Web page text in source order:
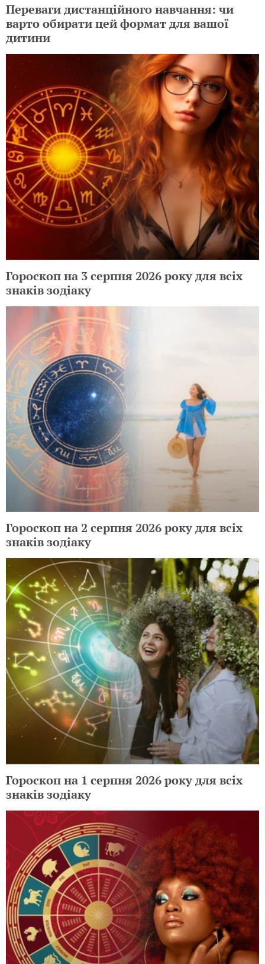
Переваги дистанційного навчання: чи
варто обирати цей формат для вашої
дитини
Гороскоп на 3 серпня 2026 року для всіх
знаків зодіаку
Гороскоп на 2 серпня 2026 року для всіх
знаків зодіаку
Гороскоп на 1 серпня 2026 року для всіх
знаків зодіаку